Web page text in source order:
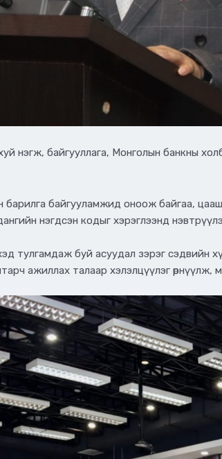
нэгж, байгууллага, Монголын банкны
барилга байгууламжид оноож байгаа,
нэгдсэн кодыг хэрэглээнд
тулгамдаж буй асуудал зэрэг сэдвийн
ажиллах талаар хэлэлцүүлэг өрнүүлж,